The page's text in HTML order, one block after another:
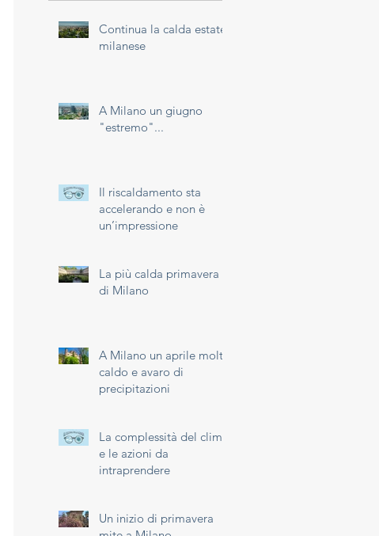
Continua la calda estate
milanese
A Milano un giugno
"estremo"...
Il riscaldamento sta
accelerando e non è
un’impressione
La più calda primavera
di Milano
A Milano un aprile molto
caldo e avaro di
precipitazioni
La complessità del clima
e le azioni da
intraprendere
Un inizio di primavera